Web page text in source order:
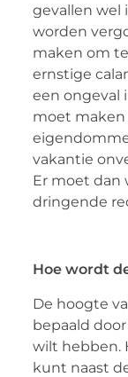
gevallen wel
worden
maken om
ernstige
een ongeval
moet maken
vakantie
Er moet dan
dringende
Hoe wordt
De hoogte
bepaald
wilt hebben.
kunt naast